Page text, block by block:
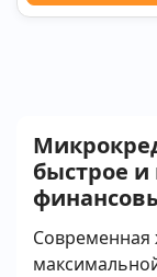
быстрое
Современная